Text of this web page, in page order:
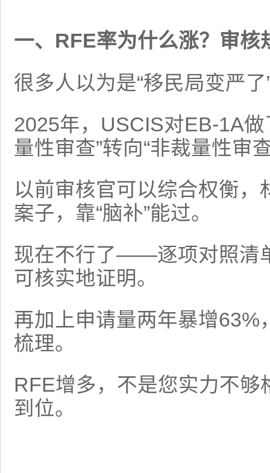
一、RFE率为什么涨？审核
很多人以为是“移民局变严
2025年，USCIS对EB-1A
量性审查”转向“非裁量性审
以前审核官可以综合权衡
案子，靠“脑补”能过。
现在不行了——逐项对照清
可核实地证明。
再加上申请量两年暴增63%
梳理。
RFE增多，不是您实力不够
到位。